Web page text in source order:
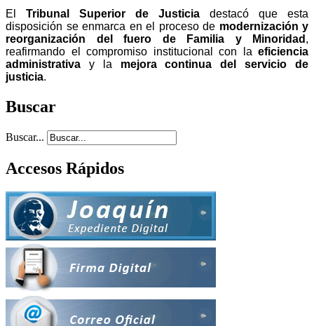
El Tribunal Superior de Justicia destacó que esta
disposición se enmarca en el proceso de modernización y
reorganización del fuero de Familia y Minoridad ,
reafirmando el compromiso institucional con la eficiencia
administrativa y la mejora continua del servicio de
justicia.
Buscar
Buscar...
Accesos Rápidos